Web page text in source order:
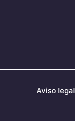
Aviso legal